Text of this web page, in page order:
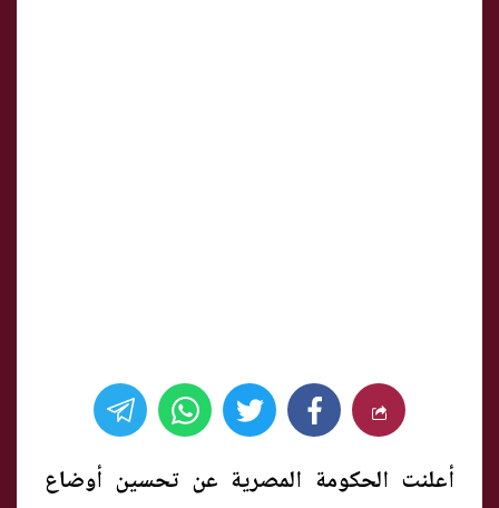
أعلنت الحكومة المصرية عن تحسين أوضاع